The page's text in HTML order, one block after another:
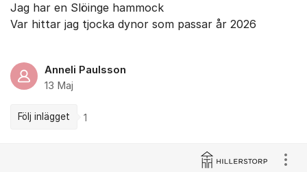
Jag har en Slöinge hammock
Var hittar jag tjocka dynor som passar år 2026
Anneli Paulsson
13 Maj
Följ inlägget 1